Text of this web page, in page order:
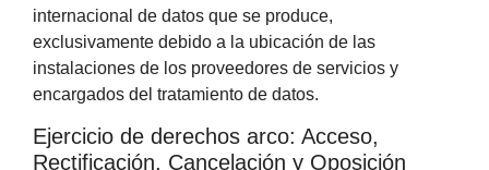
internacional de datos que se produce,
exclusivamente debido a la ubicación de las
instalaciones de los proveedores de servicios y
encargados del tratamiento de datos.
Ejercicio de derechos arco: Acceso,
Rectificación, Cancelación y Oposición